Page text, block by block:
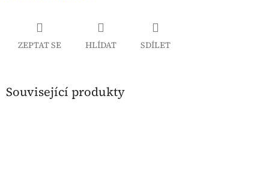
ZEPTAT SE HLÍDAT SDÍLET
Související produkty